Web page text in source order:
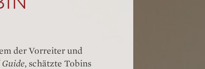
der Vorreiter und
, schätzte Tobins